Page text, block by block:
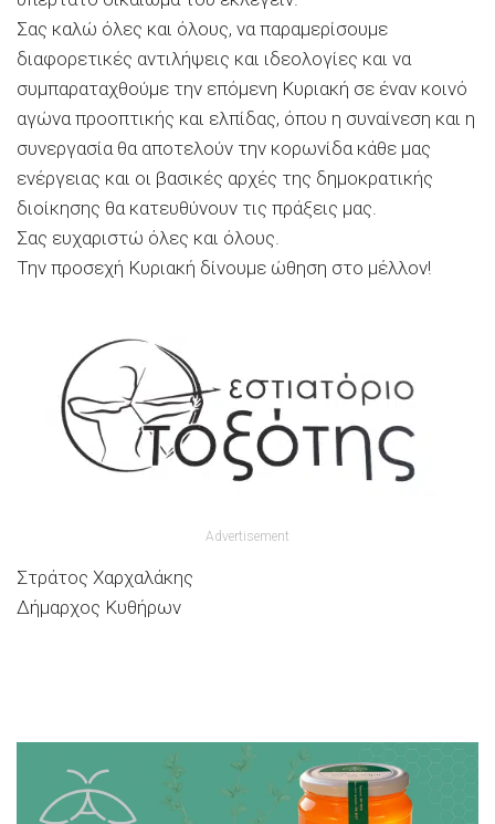
Σας καλώ όλες και όλους, να παραμερίσουμε
διαφορετικές αντιλήψεις και ιδεολογίες και να
συμπαραταχθούμε την επόμενη Κυριακή σε έναν κοινό
αγώνα προοπτικής και ελπίδας, όπου η συναίνεση και η
συνεργασία θα αποτελούν την κορωνίδα κάθε μας
ενέργειας και οι βασικές αρχές της δημοκρατικής
διοίκησης θα κατευθύνουν τις πράξεις μας.
Σας ευχαριστώ όλες και όλους.
Την προσεχή Κυριακή δίνουμε ώθηση στο μέλλον!
Advertisement
Στράτος Χαρχαλάκης
Δήμαρχος Κυθήρων